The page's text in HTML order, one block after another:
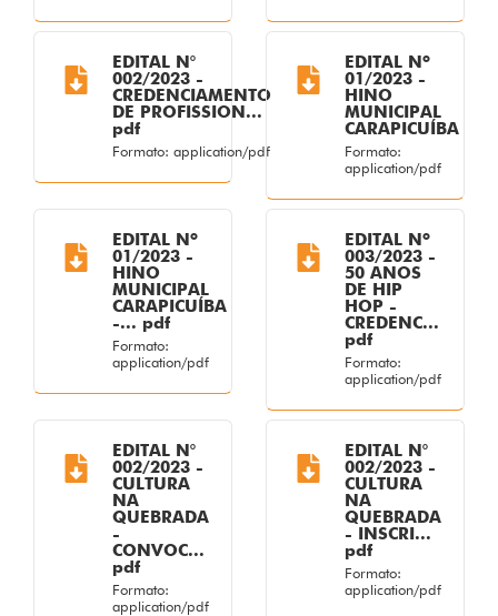
EDITAL N°
002/2023 -
CREDENCIAMENTO
DE PROFISSION...
pdf
Formato: application/pdf
EDITAL Nº
01/2023 -
HINO
MUNICIPAL
CARAPICUÍBA
Formato:
application/pdf
EDITAL Nº
01/2023 -
HINO
MUNICIPAL
CARAPICUÍBA
-... pdf
Formato:
application/pdf
EDITAL Nº
003/2023 -
50 ANOS
DE HIP
HOP -
CREDENC...
pdf
Formato:
application/pdf
EDITAL N°
002/2023 -
CULTURA
NA
QUEBRADA
-
CONVOC...
pdf
Formato:
application/pdf
EDITAL N°
002/2023 -
CULTURA
NA
QUEBRADA
- INSCRI...
pdf
Formato:
application/pdf